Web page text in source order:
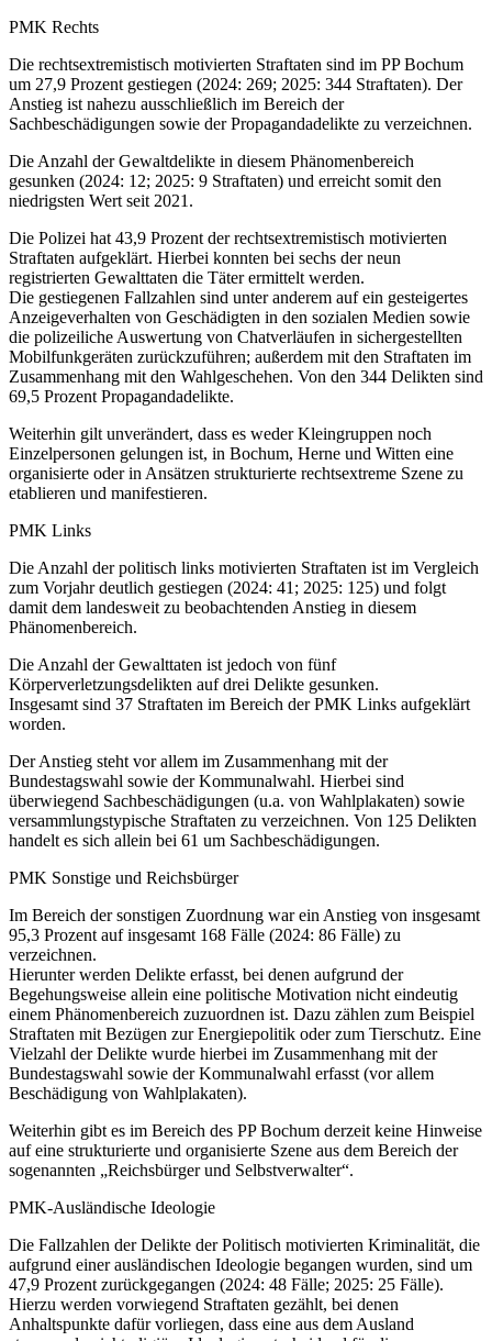
PMK Rechts
Die rechtsextremistisch motivierten Straftaten sind im PP Bochum
um 27,9 Prozent gestiegen (2024: 269; 2025: 344 Straftaten). Der
Anstieg ist nahezu ausschließlich im Bereich der
Sachbeschädigungen sowie der Propagandadelikte zu verzeichnen.
Die Anzahl der Gewaltdelikte in diesem Phänomenbereich
gesunken (2024: 12; 2025: 9 Straftaten) und erreicht somit den
niedrigsten Wert seit 2021.
Die Polizei hat 43,9 Prozent der rechtsextremistisch motivierten
Straftaten aufgeklärt. Hierbei konnten bei sechs der neun
registrierten Gewalttaten die Täter ermittelt werden.
Die gestiegenen Fallzahlen sind unter anderem auf ein gesteigertes
Anzeigeverhalten von Geschädigten in den sozialen Medien sowie
die polizeiliche Auswertung von Chatverläufen in sichergestellten
Mobilfunkgeräten zurückzuführen; außerdem mit den Straftaten im
Zusammenhang mit den Wahlgeschehen. Von den 344 Delikten sind
69,5 Prozent Propagandadelikte.
Weiterhin gilt unverändert, dass es weder Kleingruppen noch
Einzelpersonen gelungen ist, in Bochum, Herne und Witten eine
organisierte oder in Ansätzen strukturierte rechtsextreme Szene zu
etablieren und manifestieren.
PMK Links
Die Anzahl der politisch links motivierten Straftaten ist im Vergleich
zum Vorjahr deutlich gestiegen (2024: 41; 2025: 125) und folgt
damit dem landesweit zu beobachtenden Anstieg in diesem
Phänomenbereich.
Die Anzahl der Gewalttaten ist jedoch von fünf
Körperverletzungsdelikten auf drei Delikte gesunken.
Insgesamt sind 37 Straftaten im Bereich der PMK Links aufgeklärt
worden.
Der Anstieg steht vor allem im Zusammenhang mit der
Bundestagswahl sowie der Kommunalwahl. Hierbei sind
überwiegend Sachbeschädigungen (u.a. von Wahlplakaten) sowie
versammlungstypische Straftaten zu verzeichnen. Von 125 Delikten
handelt es sich allein bei 61 um Sachbeschädigungen.
PMK Sonstige und Reichsbürger
Im Bereich der sonstigen Zuordnung war ein Anstieg von insgesamt
95,3 Prozent auf insgesamt 168 Fälle (2024: 86 Fälle) zu
verzeichnen.
Hierunter werden Delikte erfasst, bei denen aufgrund der
Begehungsweise allein eine politische Motivation nicht eindeutig
einem Phänomenbereich zuzuordnen ist. Dazu zählen zum Beispiel
Straftaten mit Bezügen zur Energiepolitik oder zum Tierschutz. Eine
Vielzahl der Delikte wurde hierbei im Zusammenhang mit der
Bundestagswahl sowie der Kommunalwahl erfasst (vor allem
Beschädigung von Wahlplakaten).
Weiterhin gibt es im Bereich des PP Bochum derzeit keine Hinweise
auf eine strukturierte und organisierte Szene aus dem Bereich der
sogenannten „Reichsbürger und Selbstverwalter“.
PMK-Ausländische Ideologie
Die Fallzahlen der Delikte der Politisch motivierten Kriminalität, die
aufgrund einer ausländischen Ideologie begangen wurden, sind um
47,9 Prozent zurückgegangen (2024: 48 Fälle; 2025: 25 Fälle).
Hierzu werden vorwiegend Straftaten gezählt, bei denen
Anhaltspunkte dafür vorliegen, dass eine aus dem Ausland